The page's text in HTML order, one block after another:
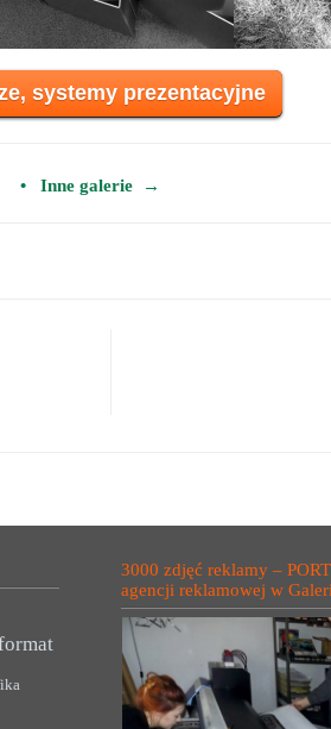
systemy prezentacyjne
• Inne galerie →
3000 zdjęć reklamy –
agencji reklamowej w